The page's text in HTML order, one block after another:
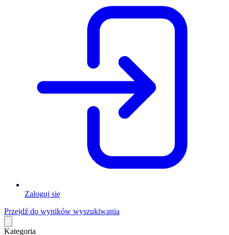
Zaloguj się
Przejdź do wyników wyszukiwania
Kategoria